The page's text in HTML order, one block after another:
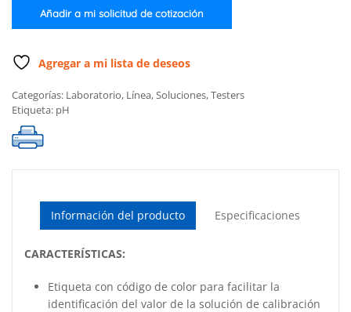
mL)
Añadir a mi solicitud de cotización
Agregar a mi lista de deseos
Categorías: Laboratorio, Línea,Soluciones,Testers
Etiqueta: pH
Información del producto Especificaciones
CARACTERÍSTICAS:
Etiqueta con código de color para facilitar la
identificación del valor de la solución de calibración